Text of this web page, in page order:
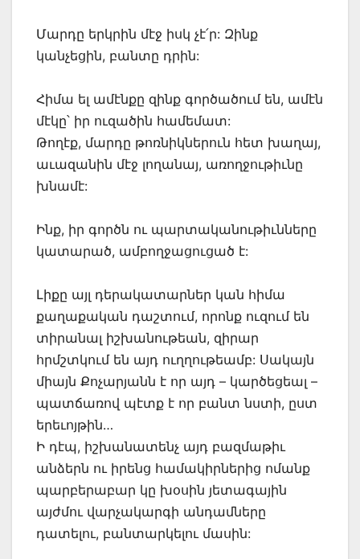
Մարդը երկրին մէջ իսկ չէ՛ր: Զինք
կանչեցին, բանտը դրին:
Հիմա ել ամէնքը զինք գործածում են, ամէն
մէկը՝ իր ուզածին համեմատ:
Թողէք, մարդը թոռնիկներուն հետ խաղայ,
աւազանին մէջ լողանայ, առողջութիւնը
խնամէ:
Ինք, իր գործն ու պարտականութիւնները
կատարած, ամբողջացուցած է:
Լիքը այլ դերակատարներ կան հիմա
քաղաքական դաշտում, որոնք ուզում են
տիրանալ իշխանութեան, զիրար
հրմշտկում են այդ ուղղութեամբ: Սակայն
միայն Քոչարյանն է որ այդ – կարծեցեալ –
պատճառով պէտք է որ բանտ նստի, ըստ
երեւոյթին…
Ի դէպ, իշխանատենչ այդ բազմաթիւ
անձերն ու իրենց համակիրներից ոմանք
պարբերաբար կը խօսին յետագային
այժմու վարչակարգի անդամները
դատելու, բանտարկելու մասին: